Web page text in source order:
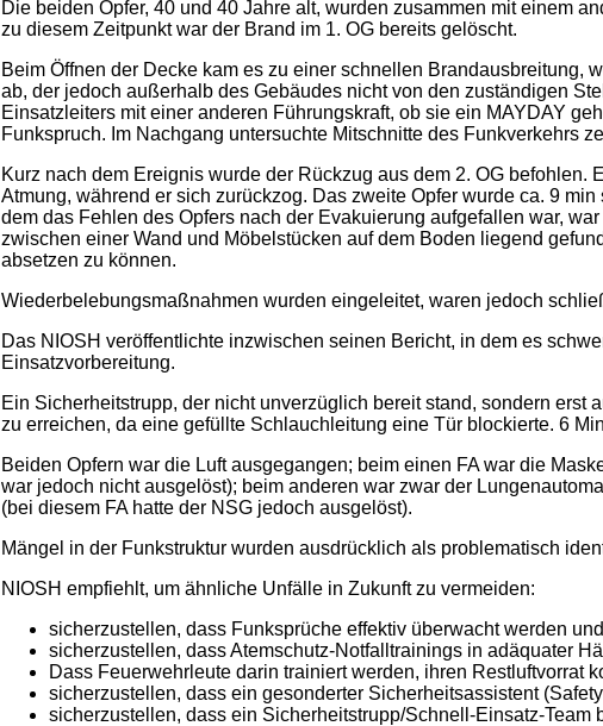
Die beiden Opfer, 40 und 40 Jahre alt, wurden zusammen mit einem
zu diesem Zeitpunkt war der Brand im 1. OG bereits gelöscht.
Beim Öffnen der Decke kam es zu einer schnellen Brandausbreitung,
ab, der jedoch außerhalb des Gebäudes nicht von den zuständigen
Einsatzleiters mit einer anderen Führungskraft, ob sie ein MAYDAY
Funkspruch. Im Nachgang untersuchte Mitschnitte des Funkverkehrs
Kurz nach dem Ereignis wurde der Rückzug aus dem 2. OG
Atmung, während er sich zurückzog. Das zweite Opfer wurde ca. 9
dem das Fehlen des Opfers nach der Evakuierung aufgefallen war,
zwischen einer Wand und Möbelstücken auf dem Boden liegend
absetzen zu können.
Wiederbelebungsmaßnahmen wurden eingeleitet, waren jedoch
Das NIOSH veröffentlichte inzwischen seinen Bericht, in dem es
Einsatzvorbereitung.
Ein Sicherheitstrupp, der nicht unverzüglich bereit stand, sondern
zu erreichen, da eine gefüllte Schlauchleitung eine Tür blockierte. 6
Beiden Opfern war die Luft ausgegangen; beim einen FA war die
war jedoch nicht ausgelöst); beim anderen war zwar der
(bei diesem FA hatte der NSG jedoch ausgelöst).
Mängel in der Funkstruktur wurden ausdrücklich als problematisch
NIOSH empfiehlt, um ähnliche Unfälle in Zukunft zu vermeiden:
sicherzustellen, dass Funksprüche effektiv überwacht werden
sicherzustellen, dass Atemschutz-Notfalltrainings in adäquater
Dass Feuerwehrleute darin trainiert werden, ihren Restluftvorrat
sicherzustellen, dass ein gesonderter Sicherheitsassistent
sicherzustellen, dass ein Sicherheitstrupp/Schnell-Einsatz-